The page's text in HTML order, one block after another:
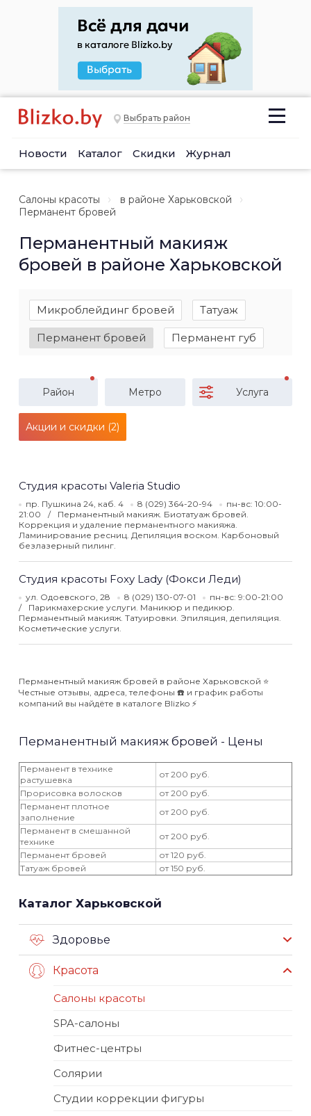
Выбрать район
Новости Каталог Скидки Журнал
Салоны красоты
в районе Харьковской
Перманент бровей
Перманентный макияж
бровей в районе Харьковской
Микроблейдинг бровей Татуаж
Перманент бровей Перманент губ
Район Метро Услуга
Акции и скидки (2)
Студия красоты Valeria Studio
пр. Пушкина 24, каб. 4 8 (029) 364-20-94
пн-вс: 10:00-
21:00
Перманентный макияж. Биотатуаж бровей.
Коррекция и удаление перманентного макияжа.
Ламинирование ресниц. Депиляция воском. Карбоновый
безлазерный пилинг.
Студия красоты Foxy Lady (Фокси Леди)
ул. Одоевского, 28 8 (029) 130-07-01
пн-вс: 9:00-21:00
Парикмахерские услуги. Маникюр и педикюр.
Перманентный макияж. Татуировки. Эпиляция, депиляция.
Косметические услуги.
Перманентный макияж бровей в районе Харьковской ⭐️
Честные отзывы, адреса, телефоны ☎️ и график работы
компаний вы найдёте в каталоге Blizko ⚡️
Перманентный макияж бровей - Цены
Перманент в технике
растушевка
от 200 руб.
Прорисовка волосков
от 200 руб.
Перманент плотное
заполнение
от 200 руб.
Перманент в смешанной
технике
от 200 руб.
Перманент бровей
от 120 руб.
Татуаж бровей
от 150 руб.
Каталог Харьковской
Здоровье
Красота
Салоны красоты
SPA-салоны
Фитнес-центры
Солярии
Студии коррекции фигуры